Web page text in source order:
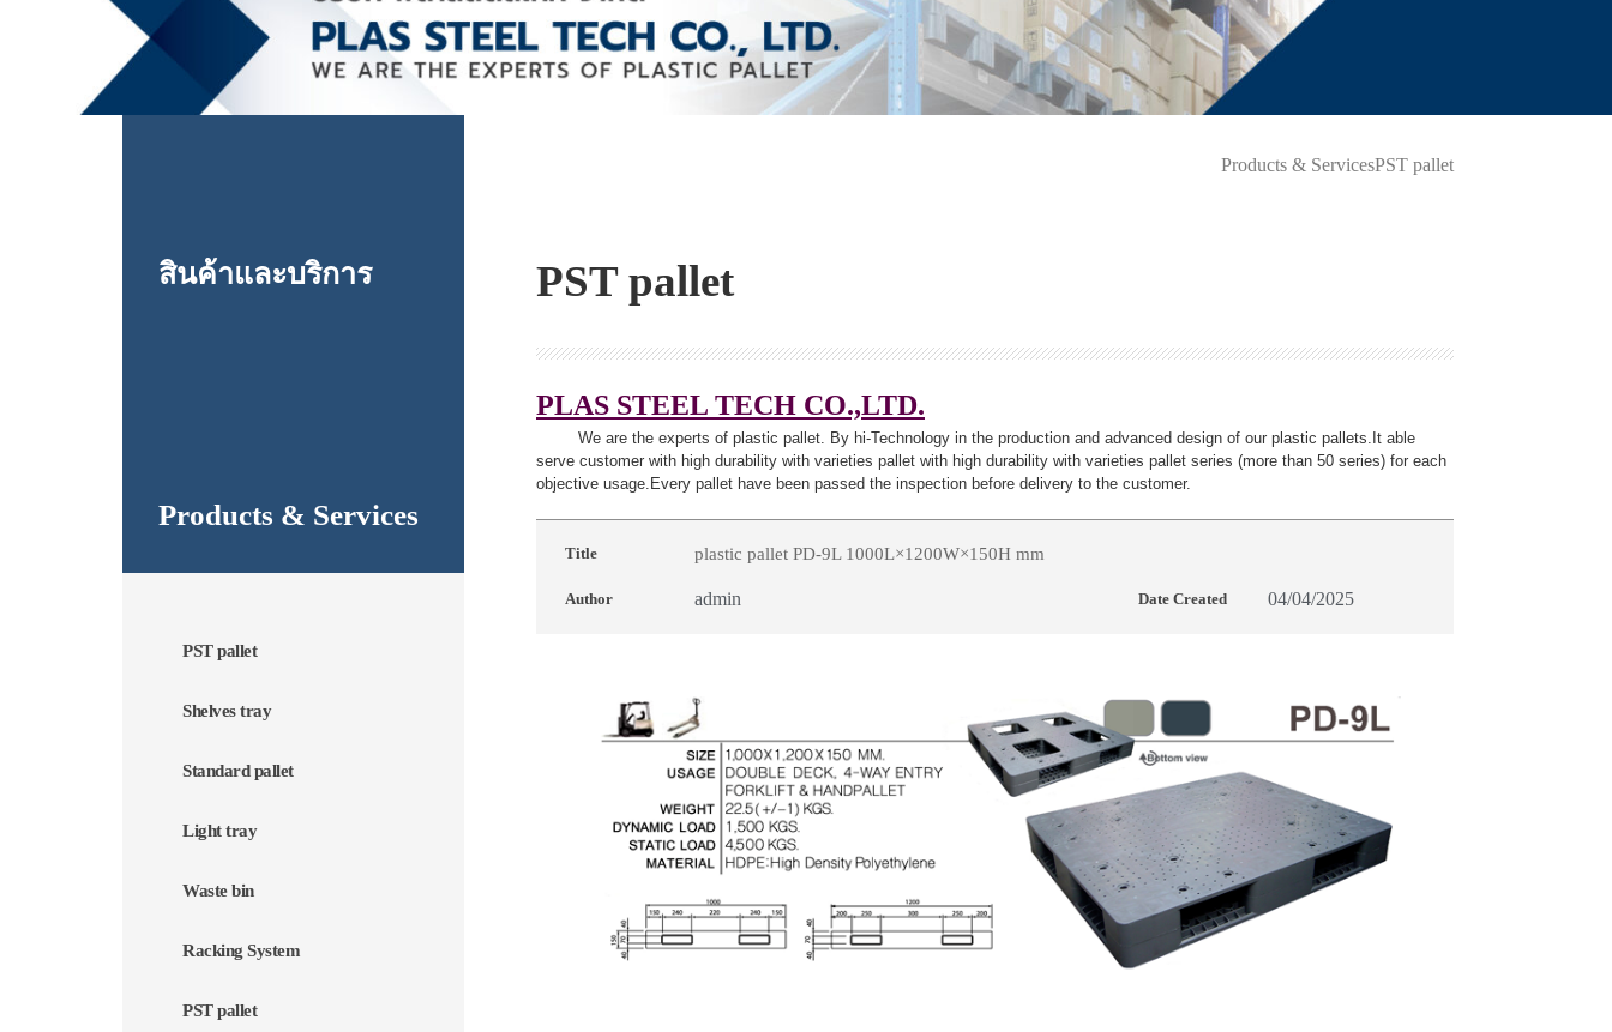
สินค้าและบริการ
Products & Services
PST pallet
Shelves tray
Standard pallet
Light tray
Waste bin
Racking System
PST pallet
Products & ServicesPST pallet
PST pallet
PLAS STEEL TECH CO.,LTD.
We are the experts of plastic pallet. By hi-Technology in the production and advanced design of our plastic pallets.It able
serve customer with high durability with varieties pallet with high durability with varieties pallet series (more than 50 series) for each
objective usage.Every pallet have been passed the inspection before delivery to the customer.
Title plastic pallet PD-9L 1000L×1200W×150H mm
Author admin Date Created 04/04/2025